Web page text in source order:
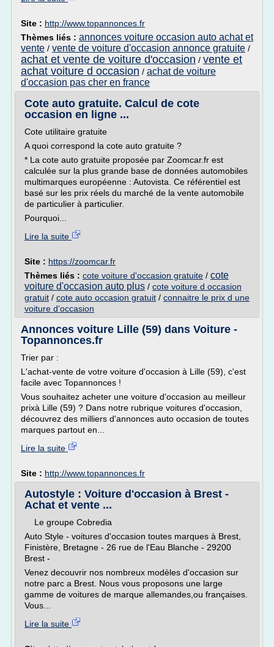
Site : http://www.topannonces.fr
Thèmes liés : annonces voiture occasion auto achat et
vente / vente de voiture d'occasion annonce gratuite /
achat et vente de voiture d'occasion / vente et
achat voiture d occasion / achat de voiture
d'occasion pas cher en france
Cote auto gratuite. Calcul de cote
occasion en ligne ...
Cote utilitaire gratuite
A quoi correspond la cote auto gratuite ?
* La cote auto gratuite proposée par Zoomcar.fr est
calculée sur la plus grande base de données automobiles
multimarques européenne : Autovista. Ce référentiel est
basé sur les prix réels du marché de la vente automobile
de particulier à particulier.
Pourquoi...
Lire la suite
Site : https://zoomcar.fr
Thèmes liés : cote voiture d'occasion gratuite / cote
voiture d'occasion auto plus / cote voiture d occasion
gratuit / cote auto occasion gratuit / connaitre le prix d une
voiture d'occasion
Annonces voiture Lille (59) dans Voiture -
Topannonces.fr
Trier par :
L'achat-vente de votre voiture d'occasion à Lille (59), c'est
facile avec Topannonces !
Vous souhaitez acheter une voiture d'occasion au meilleur
prixà Lille (59) ? Dans notre rubrique voitures d'occasion,
découvrez des milliers d'annonces auto occasion de toutes
marques partout en...
Lire la suite
Site : http://www.topannonces.fr
Autostyle : Voiture d'occasion à Brest -
Achat et vente ...
Le groupe Cobredia
Auto Style - voitures d'occasion toutes marques à Brest,
Finistère, Bretagne - 26 rue de l'Eau Blanche - 29200
Brest -
Venez decouvrir nos nombreux modèles d'occasion sur
notre parc a Brest. Nous vous proposons une large
gamme de voitures de marque allemandes,ou françaises.
Vous...
Lire la suite